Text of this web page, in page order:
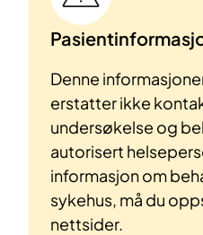
Denne
erstatter ikke
undersøkelse og
autorisert
informasjon om
sykehus, må du
nettsider.